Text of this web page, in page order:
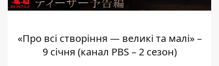
«Про всі створіння — великі та малі» –
9 січня (канал PBS – 2 сезон)